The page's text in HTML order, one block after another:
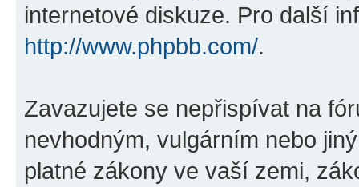
internetové diskuze. Pro další
http://www.phpbb.com/.
Zavazujete se nepřispívat na
nevhodným, vulgárním nebo
platné zákony ve vaší zemi,